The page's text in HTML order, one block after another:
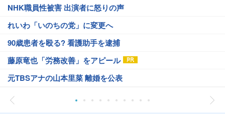
NHK職員性被害 出演者に怒りの声
れいわ「いのちの党」に変更へ
90歳患者を殴る? 看護助手を逮捕
藤原竜也「労務改善」をアピール
元TBSアナの山本里菜 離婚を公表